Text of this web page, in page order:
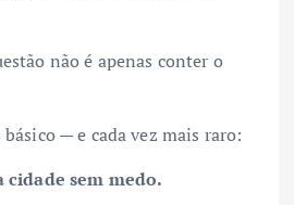
não é apenas conter o
— e cada vez mais raro:
sem medo.